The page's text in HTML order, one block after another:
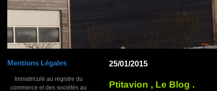
Mentions Légales
Immatriculé au registre du
commerce et des sociétés au
25/01/2015
Ptitavion , Le Blog .